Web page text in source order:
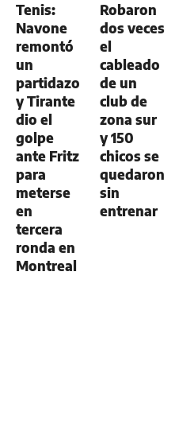
Tenis:
Navone
remontó
un
partidazo
y Tirante
dio el
golpe
ante Fritz
para
meterse
en
tercera
ronda en
Montreal
Robaron
dos veces
el
cableado
de un
club de
zona sur
y 150
chicos se
quedaron
sin
entrenar